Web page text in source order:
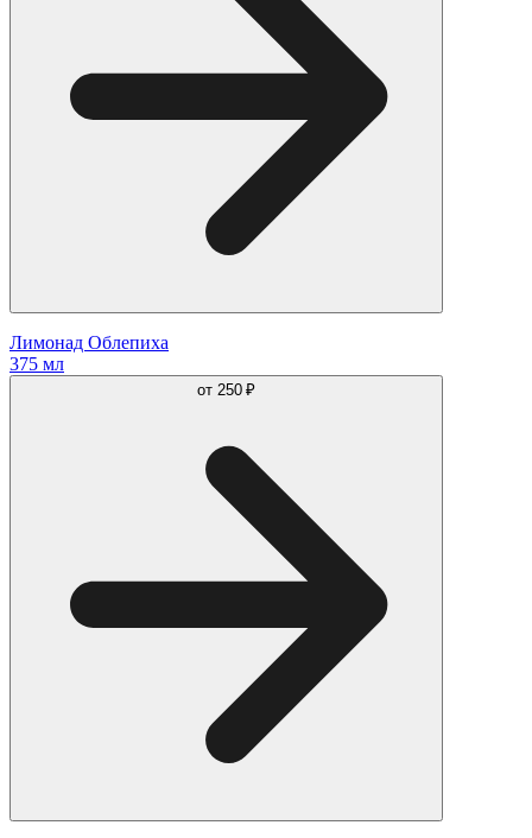
Лимонад Облепиха
375 мл
от 250 ₽